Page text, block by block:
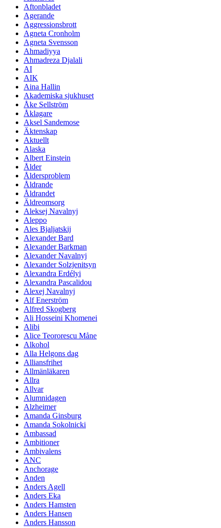
Aftonbladet
Agerande
Aggressionsbrott
Agneta Cronholm
Agneta Svensson
Ahmadiyya
Ahmadreza Djalali
AI
AIK
Aina Hallin
Akademiska sjukhuset
Åke Sellström
Åklagare
Aksel Sandemose
Äktenskap
Aktuellt
Alaska
Albert Einstein
Ålder
Åldersproblem
Åldrande
Åldrandet
Äldreomsorg
Aleksej Navalnyj
Aleppo
Ales Bjaljatskij
Alexander Bard
Alexander Barkman
Alexander Navalnyj
Alexander Solzjenitsyn
Alexandra Erdélyi
Alexandra Pascalidou
Alexej Navalnyj
Alf Enerström
Alfred Skogberg
Ali Hosseini Khomenei
Alibi
Alice Teororescu Måne
Alkohol
Alla Helgons dag
Alliansfrihet
Allmänläkaren
Allra
Allvar
Alumnidagen
Alzheimer
Amanda Ginsburg
Amanda Sokolnicki
Ambassad
Ambitioner
Ambivalens
ANC
Anchorage
Anden
Anders Agell
Anders Eka
Anders Hamsten
Anders Hansen
Anders Hansson